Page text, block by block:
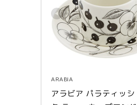
ARABIA
アラビア パラティッシ